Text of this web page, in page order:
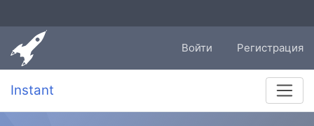
Войти Регистрация
Instant